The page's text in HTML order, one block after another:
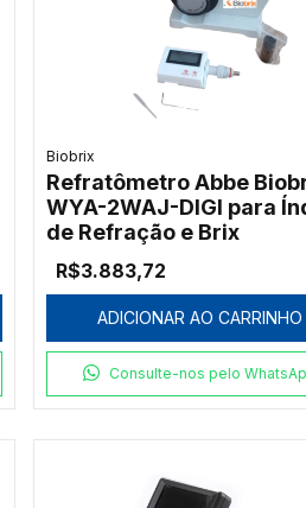
Biobrix
Refratômetro Abbe
WYA-2WAJ-DIGI para
de Refração e Brix
R$3.883,72
ADICIONAR AO CARRINHO
Consulte-nos pelo